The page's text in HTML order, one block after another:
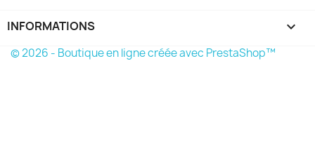
INFORMATIONS keyboard_arrow_down
© 2026 - Boutique en ligne créée avec PrestaShop™